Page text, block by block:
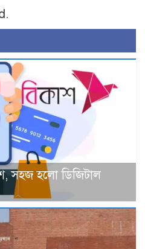
সহজ হলো ডিজিটাল